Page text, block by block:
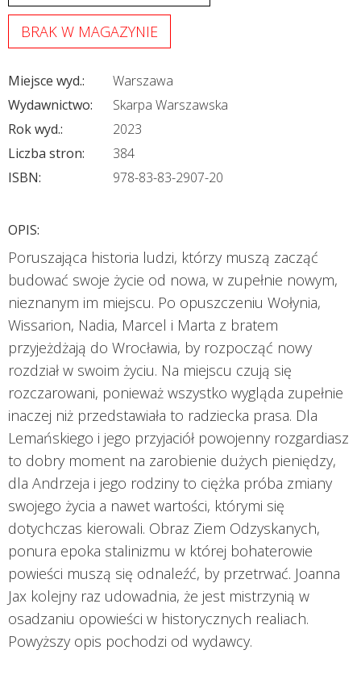
BRAK W MAGAZYNIE
Miejsce wyd.:
Warszawa
Wydawnictwo:
Skarpa Warszawska
Rok wyd.:
2023
Liczba stron:
384
ISBN:
978-83-83-2907-20
OPIS:
Poruszająca historia ludzi, którzy muszą zacząć
budować swoje życie od nowa, w zupełnie nowym,
nieznanym im miejscu. Po opuszczeniu Wołynia,
Wissarion, Nadia, Marcel i Marta z bratem
przyjeżdżają do Wrocławia, by rozpocząć nowy
rozdział w swoim życiu. Na miejscu czują się
rozczarowani, ponieważ wszystko wygląda zupełnie
inaczej niż przedstawiała to radziecka prasa. Dla
Lemańskiego i jego przyjaciół powojenny rozgardiasz
to dobry moment na zarobienie dużych pieniędzy,
dla Andrzeja i jego rodziny to ciężka próba zmiany
swojego życia a nawet wartości, którymi się
dotychczas kierowali. Obraz Ziem Odzyskanych,
ponura epoka stalinizmu w której bohaterowie
powieści muszą się odnaleźć, by przetrwać. Joanna
Jax kolejny raz udowadnia, że jest mistrzynią w
osadzaniu opowieści w historycznych realiach.
Powyższy opis pochodzi od wydawcy.